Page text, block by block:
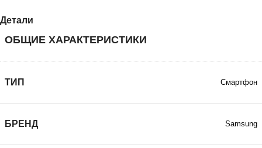
Детали
ОБЩИЕ ХАРАКТЕРИСТИКИ
ТИП Смартфон
БРЕНД Samsung